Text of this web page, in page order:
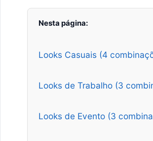
Nesta página:
Looks Casuais (4
Looks de Trabalho (3
Looks de Evento (3